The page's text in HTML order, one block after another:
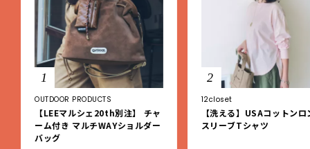
1
OUTDOOR PRODUCTS
【LEEマルシェ20th別注】 チャ
ーム付き マルチWAYショルダー
バッグ
2
12closet
【洗える】USAコットンロ
スリーブTシャツ